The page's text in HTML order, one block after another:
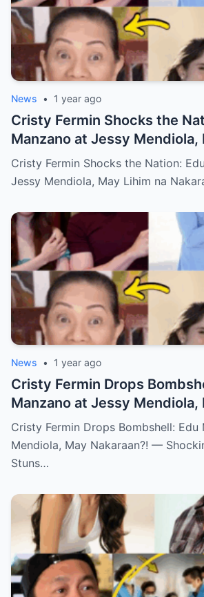
News • 1 year ago
Cristy Fermin Shocks the
Manzano at Jessy Mendiola,
Nakaraan?! — Alamin ang
Katotohanan!
Cristy Fermin Shocks the Nation:
Jessy Mendiola, May Lihim na
News • 1 year ago
Cristy Fermin Drops
Manzano at Jessy Mendiola,
Nakaraan?! — Shocking
Showbiz Fans!
Cristy Fermin Drops Bombshell:
Mendiola, May Nakaraan?! —
Stuns…